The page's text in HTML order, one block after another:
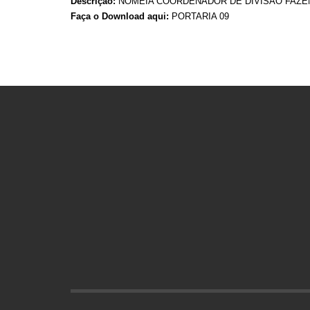
Faça o Download aqui: PORTARIA 09